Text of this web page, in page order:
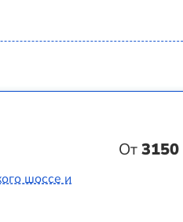
От3150
шоссе и